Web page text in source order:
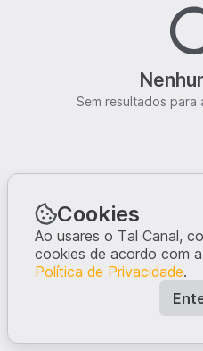
Sem resultados para
Cookies
Ao usares o Tal Canal,
cookies de acordo com
Política de Privacidade.